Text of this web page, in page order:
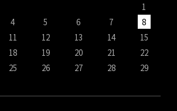
1
4 5 6 7
8
11 12 13 14
15
18 19 20 21
22
25 26 27 28
29